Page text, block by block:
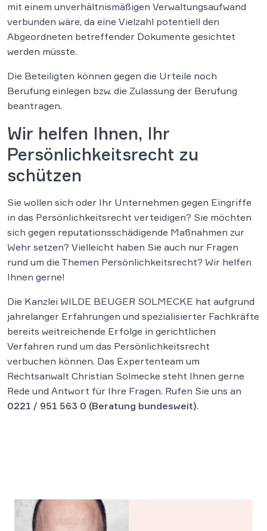
mit einem unverhältnismäßigen Verwaltungsaufwand
verbunden wäre, da eine Vielzahl potentiell den
Abgeordneten betreffender Dokumente gesichtet
werden müsste.
Die Beteiligten können gegen die Urteile noch
Berufung einlegen bzw. die Zulassung der Berufung
beantragen.
Wir helfen Ihnen, Ihr
Persönlichkeitsrecht zu
schützen
Sie wollen sich oder Ihr Unternehmen gegen Eingriffe
in das Persönlichkeitsrecht verteidigen? Sie möchten
sich gegen reputationsschädigende Maßnahmen zur
Wehr setzen? Vielleicht haben Sie auch nur Fragen
rund um die Themen Persönlichkeitsrecht? Wir helfen
Ihnen gerne!
Die Kanzlei WILDE BEUGER SOLMECKE hat aufgrund
jahrelanger Erfahrungen und spezialisierter Fachkräfte
bereits weitreichende Erfolge in gerichtlichen
Verfahren rund um das Persönlichkeitsrecht
verbuchen können. Das Expertenteam um
Rechtsanwalt Christian Solmecke steht Ihnen gerne
Rede und Antwort für Ihre Fragen. Rufen Sie uns an
0221 / 951 563 0 (Beratung bundesweit).